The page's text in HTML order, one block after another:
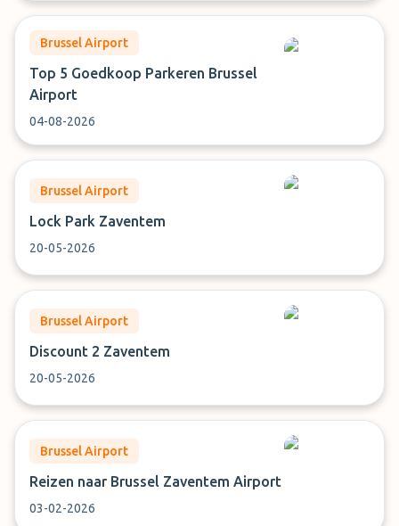
Brussel Airport
Top 5 Goedkoop Parkeren Brussel
Airport
04-08-2026
Brussel Airport
Lock Park Zaventem
20-05-2026
Brussel Airport
Discount 2 Zaventem
20-05-2026
Brussel Airport
Reizen naar Brussel Zaventem Airport
03-02-2026